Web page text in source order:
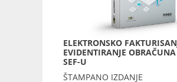
ELEKTRONSKO
EVIDENTIRANJE
SEF-U
ŠTAMPANO IZDANJE